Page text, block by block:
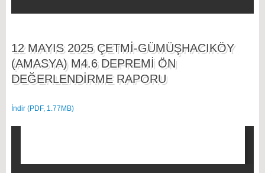
12 MAYIS 2025 ÇETMİ-GÜMÜŞHACIKÖY
(AMASYA) M4.6 DEPREMİ ÖN
DEĞERLENDİRME RAPORU
İndir (PDF, 1.77MB)